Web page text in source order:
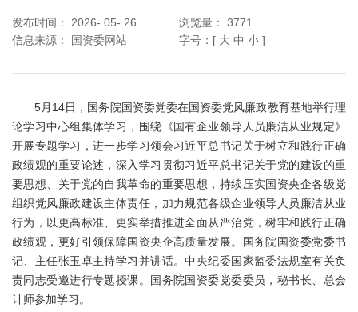
发布时间： 2026- 05- 26 浏览量： 3771
信息来源：
国资委网站 字号：[ 大 中 小 ]
5月14日，国务院国资委党委在国资委党风廉政教育基地举行理
论学习中心组集体学习，围绕《国有企业领导人员廉洁从业规定》
开展专题学习，进一步学习领会习近平总书记关于树立和践行正确
政绩观的重要论述，深入学习贯彻习近平总书记关于党的建设的重
要思想、关于党的自我革命的重要思想，持续压实国资央企各级党
组织党风廉政建设主体责任，加力规范各级企业领导人员廉洁从业
行为，以更高标准、更实举措推进全面从严治党，树牢和践行正确
政绩观，更好引领保障国资央企高质量发展。国务院国资委党委书
记、主任张玉卓主持学习并讲话。中央纪委国家监委法规室有关负
责同志受邀进行专题授课。国务院国资委党委委员，秘书长、总会
计师参加学习。